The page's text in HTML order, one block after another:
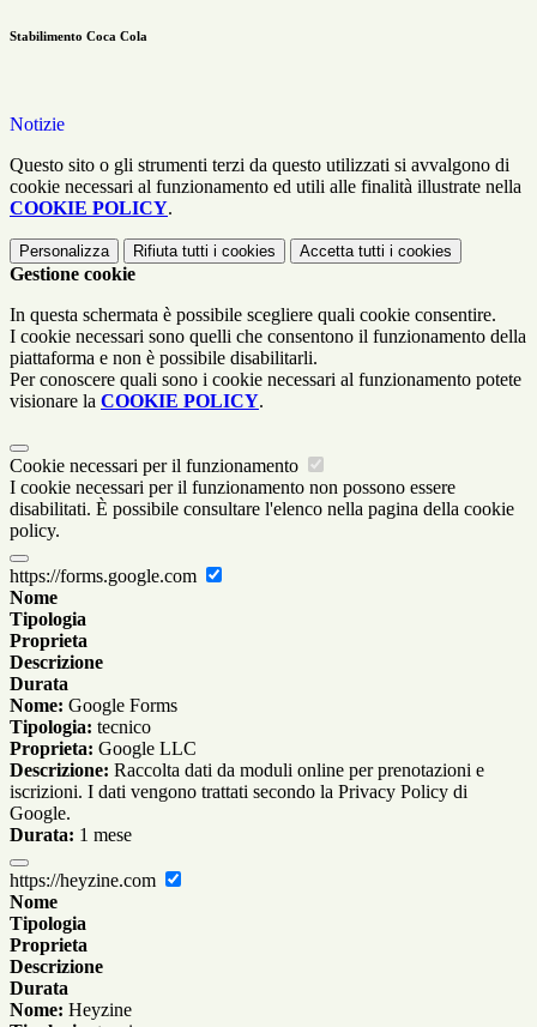
Stabilimento Coca Cola
Notizie
Questo sito o gli strumenti terzi da questo utilizzati si avvalgono di
cookie necessari al funzionamento ed utili alle finalità illustrate nella
COOKIE POLICY.
Personalizza Rifiuta tutti i cookies Accetta tutti i cookies
Gestione cookie
In questa schermata è possibile scegliere quali cookie consentire.
I cookie necessari sono quelli che consentono il funzionamento della
piattaforma e non è possibile disabilitarli.
Per conoscere quali sono i cookie necessari al funzionamento potete
visionare la COOKIE POLICY.
Cookie necessari per il funzionamento
I cookie necessari per il funzionamento non possono essere
disabilitati. È possibile consultare l'elenco nella pagina della cookie
policy.
https://forms.google.com
Nome
Tipologia
Proprieta
Descrizione
Durata
Nome: Google Forms
Tipologia: tecnico
Proprieta: Google LLC
Descrizione: Raccolta dati da moduli online per prenotazioni e
iscrizioni. I dati vengono trattati secondo la Privacy Policy di
Google.
Durata: 1 mese
https://heyzine.com
Nome
Tipologia
Proprieta
Descrizione
Durata
Nome: Heyzine